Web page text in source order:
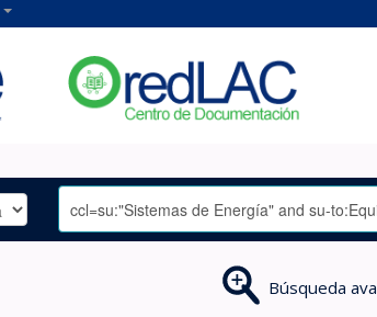
Búsqueda